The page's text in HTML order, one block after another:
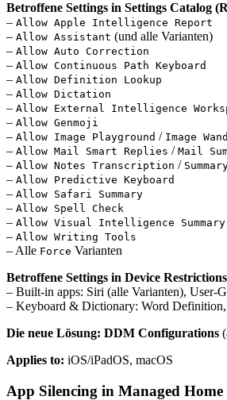
Betroffene Settings in Settings Catalog
– Allow Apple Intelligence Report
– Allow Assistant (und alle Varianten)
– Allow Auto Correction
– Allow Continuous Path Keyboard
– Allow Definition Lookup
– Allow Dictation
– Allow External Intelligence
– Allow Genmoji
– Allow Image Playground / Image Wand
– Allow Mail Smart Replies / Mail
– Allow Notes Transcription /
– Allow Predictive Keyboard
– Allow Safari Summary
– Allow Spell Check
– Allow Visual Intelligence Summary
– Allow Writing Tools
– Alle Force Varianten
Betroffene Settings in Device
– Built-in apps: Siri (alle Varianten), User-
– Keyboard & Dictionary: Word
Die neue Lösung: DDM Configurations
Applies to: iOS/iPadOS, macOS
App Silencing in Managed Home